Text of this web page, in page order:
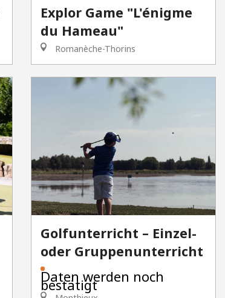
Explor Game "L'énigme
du Hameau"
Romanèche-Thorins
Golfunterricht – Einzel-
oder Gruppenunterricht
Daten werden noch
bestätigt